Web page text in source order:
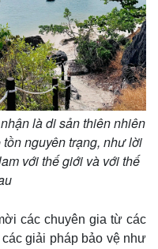
là di sản thiên nhiên
nguyên trạng, như lời
với thế giới và với thế
các chuyên gia từ các
giải pháp bảo vệ như